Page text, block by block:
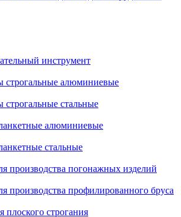
инструмент
строгальные алюминиевые
строгальные стальные
алюминиевые
стальные
производства погонажных изделий
производства профилированного бруса
плоского строгания